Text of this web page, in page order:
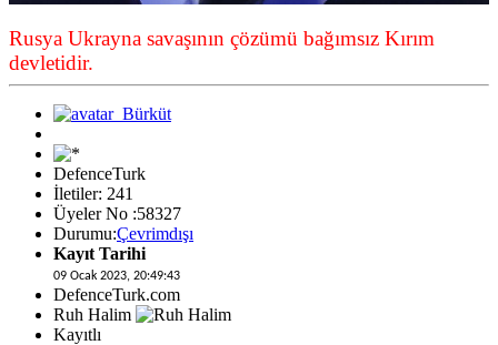
Rusya Ukrayna savaşının çözümü bağımsız Kırım
devletidir.
DefenceTurk
İletiler: 241
Üyeler No :58327
Durumu:Çevrimdışı
Kayıt Tarihi
09 Ocak 2023, 20:49:43
DefenceTurk.com
Ruh Halim
Kayıtlı